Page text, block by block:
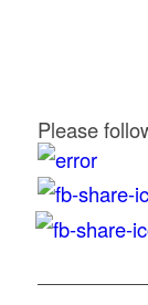
Please